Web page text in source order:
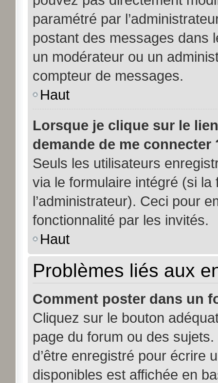
paramétré par
postant des messages dans
un modérateur ou un
compteur de messages.
Haut
Lorsque je clique sur le
demande de me connecter
Seuls les utilisateurs
via le formulaire intégré (si
l’administrateur). Ceci pour
fonctionnalité par les invités.
Haut
Problèmes liés aux
Comment poster dans un
Cliquez sur le bouton
page du forum ou des
d’être enregistré pour écrire
disponibles est affichée en